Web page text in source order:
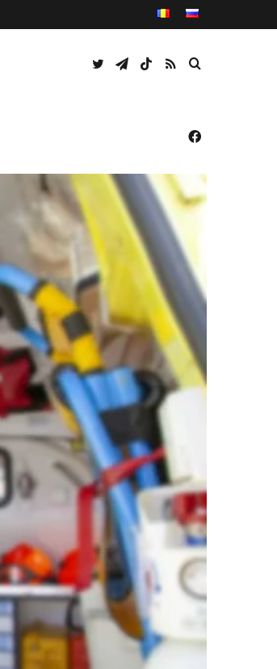
Caută
RSS
TikTok
Telegram
Twitter
Facebook